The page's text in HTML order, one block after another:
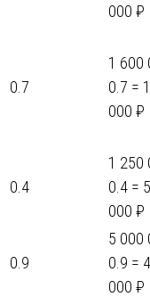
000 ₽
0.7
1 600
0.7 =
000 ₽
0.4
1 250
0.4 =
000 ₽
0.9
5 000
0.9 =
000 ₽